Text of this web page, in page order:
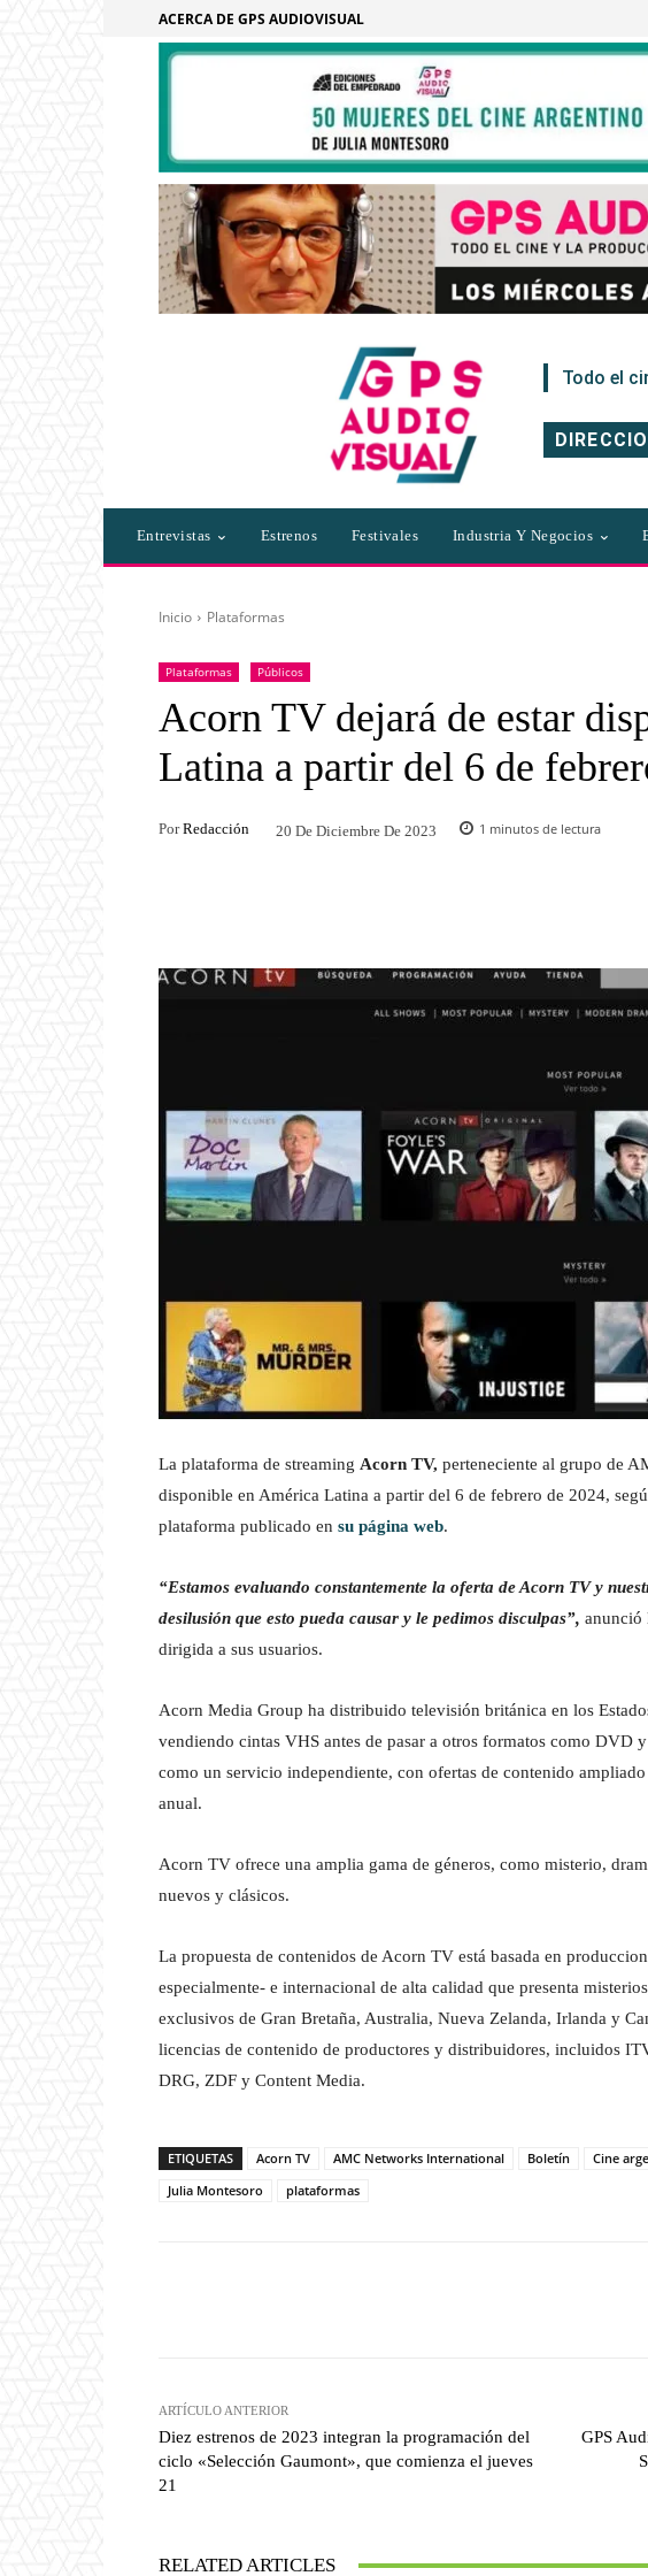
ACERCA DE GPS AUDIOVISUAL
Todo el
Entrevistas Estrenos Festivales Industria Y Negocios
Inicio Plataformas
Plataformas Públicos
Acorn TV dejará de estar
Latina a partir del 6 de
Por Redacción 20 De Diciembre De 2023 1 minutos de lectura
La plataforma de streaming Acorn TV, perteneciente al grupo de
disponible en América Latina a partir del 6 de febrero de 2024,
plataforma publicado en su página web.
“Estamos evaluando constantemente la oferta de Acorn TV y
desilusión que esto pueda causar y le pedimos disculpas”, anunció
dirigida a sus usuarios.
Acorn Media Group ha distribuido televisión británica en los
vendiendo cintas VHS antes de pasar a otros formatos como DVD
como un servicio independiente, con ofertas de contenido
anual.
Acorn TV ofrece una amplia gama de géneros, como misterio,
nuevos y clásicos.
La propuesta de contenidos de Acorn TV está basada en
especialmente- e internacional de alta calidad que presenta
exclusivos de Gran Bretaña, Australia, Nueva Zelanda, Irlanda y
licencias de contenido de productores y distribuidores, incluidos
DRG, ZDF y Content Media.
ETIQUETAS Acorn TV AMC Networks International Boletín Cine
Julia Montesoro
plataformas
ARTÍCULO ANTERIOR
Diez estrenos de 2023 integran la programación del
ciclo «Selección Gaumont», que comienza el jueves
21
GPS
RELATED ARTICLES